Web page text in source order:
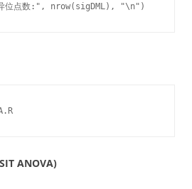
位点数:", nrow(sigDML), "\n")
ANOVA)